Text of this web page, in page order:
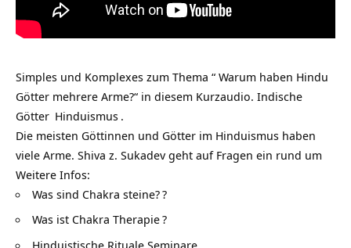
Simples und Komplexes zum Thema “ Warum haben Hindu
Götter mehrere Arme?“ in diesem Kurzaudio. Indische
Götter Hinduismus .
Die meisten Göttinnen und Götter im Hinduismus haben
viele Arme. Shiva z. Sukadev geht auf Fragen ein rund um
Weitere Infos:
Was sind Chakra steine??
Was ist Chakra Therapie?
Hinduistische Rituale Seminare